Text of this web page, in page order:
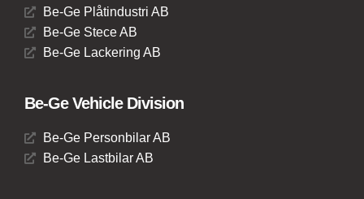
Be-Ge Plåtindustri AB
Be-Ge Stece AB
Be-Ge Lackering AB
Be-Ge Vehicle Division
Be-Ge Personbilar AB
Be-Ge Lastbilar AB